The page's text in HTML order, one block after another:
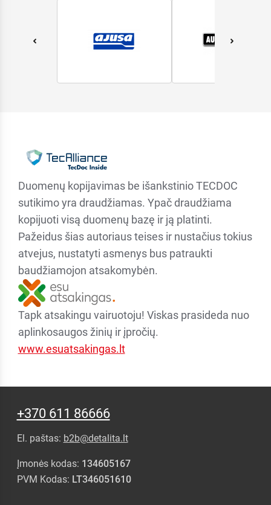
Duomenų kopijavimas be išankstinio TECDOC
sutikimo yra draudžiamas. Ypač draudžiama
kopijuoti visą duomenų bazę ir ją platinti.
Pažeidus šias autoriaus teises ir nustačius tokius
atvejus, nustatyti asmenys bus patraukti
baudžiamojon atsakomybėn.
Tapk atsakingu vairuotoju! Viskas prasideda nuo
aplinkosaugos žinių ir įpročių.
www.esuatsakingas.lt
+370 611 86666
El. paštas: b2b@detalita.lt
Įmonės kodas: 134605167
PVM Kodas: LT346051610